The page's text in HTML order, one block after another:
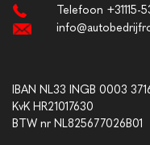
Telefoon +31115-
IBAN NL33 INGB 0003
KvK HR21017630
BTW nr NL825677026B01